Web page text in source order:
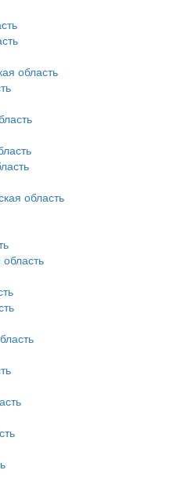
область
область